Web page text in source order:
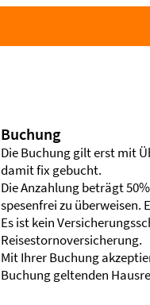
Buchung
Die Buchung gilt erst mit
damit fix gebucht.
Die Anzahlung beträgt
spesenfrei zu überweisen.
Es ist kein
Reisestornoversicherung.
Mit Ihrer Buchung
Buchung geltenden